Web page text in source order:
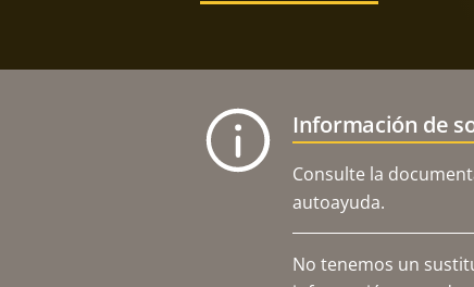
Información de
Consulte la
autoayuda.
No tenemos un